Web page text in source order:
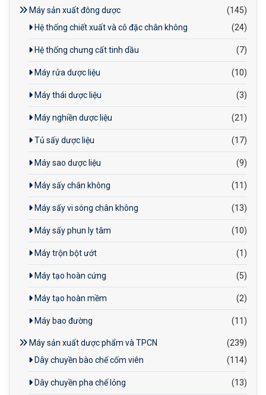
Máy sản xuất đông dược
(145)
Hệ thống chiết xuất và cô đặc chân không
(24)
Hệ thống chưng cất tinh dầu (7)
Máy rửa dược liệu (10)
Máy thái dược liệu (3)
Máy nghiền dược liệu (21)
Tủ sấy dược liệu (17)
Máy sao dược liệu (9)
Máy sấy chân không (11)
Máy sấy vi sóng chân không (13)
Máy sấy phun ly tâm (10)
Máy trộn bột ướt (1)
Máy tạo hoàn cứng (5)
Máy tạo hoàn mềm (2)
Máy bao đường (11)
Máy sản xuất dược phẩm và TPCN
(239)
Dây chuyền bào chế cốm viên
(114)
Dây chuyền pha chế lỏng (13)